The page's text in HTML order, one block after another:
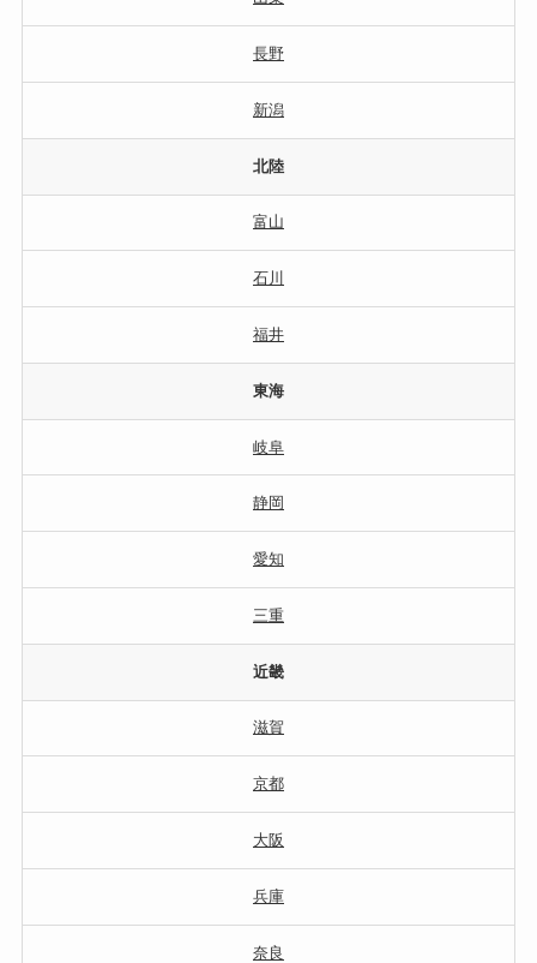
長野
新潟
北陸
富山
石川
福井
東海
岐阜
静岡
愛知
三重
近畿
滋賀
京都
大阪
兵庫
奈良